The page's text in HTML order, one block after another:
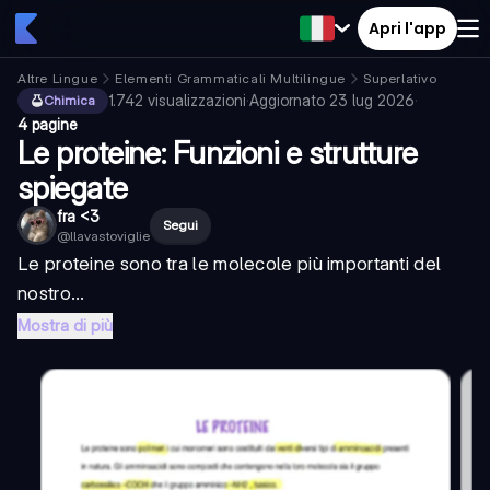
Apri l'app
Altre Lingue Elementi Grammaticali Multilingue
Superlativo
Chimica
1.742 visualizzazioni·Aggiornato 23 lug 2026·
4 pagine
Le proteine: Funzioni e strutture
spiegate
fra <3
@llavastoviglie
Segui
Le proteine sono tra le molecole più importanti del
nostro...
Mostra di più